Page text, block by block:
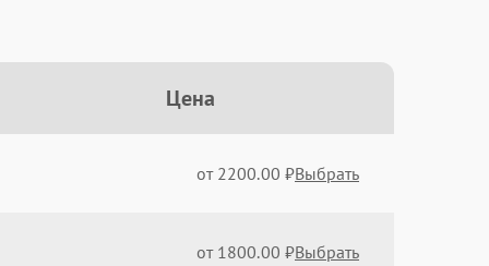
Цена
от 2200.00 ₽Выбрать
от 1800.00 ₽Выбрать